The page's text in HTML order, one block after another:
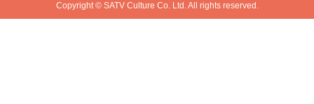
Copyright © SATV Culture Co. Ltd. All rights reserved.